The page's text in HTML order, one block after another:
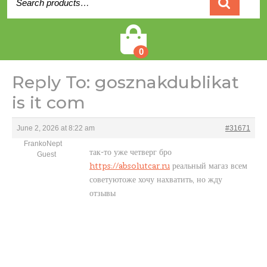
for:
0
Reply To: gosznakdublikat
is it com
June 2, 2026 at 8:22 am
#31671
FrankoNept
Guest
так-то уже четверг бро
https://absolutcar.ru реальный магаз всем
советуютоже хочу нахватить, но жду
отзывы